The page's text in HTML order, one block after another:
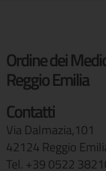
Ordine dei
Reggio Emilia
Contatti
Via Dalmazia,101
42124 Reggio
Tel. +39 0522